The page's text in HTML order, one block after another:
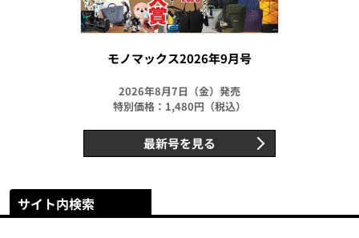
モノマックス2026年9月号
2026年8月7日（金）発売
特別価格：1,480円（税込）
最新号を見る
サイト内検索